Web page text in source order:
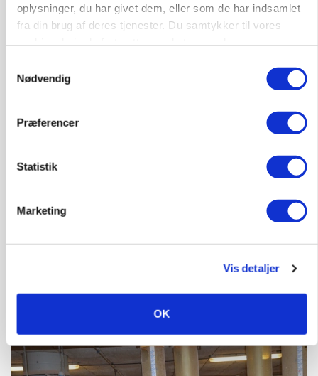
oplysninger, du har givet dem, eller som de har indsamlet
fra din brug af deres tjenester. Du samtykker til vores
Nødvendig
Præferencer
Statistik
Marketing
Vis detaljer
OK
MARKED
Russisk mælkepris dykker 23 procent
Prisgab på 20 kroner pr. kg vokser: Polsk kylling